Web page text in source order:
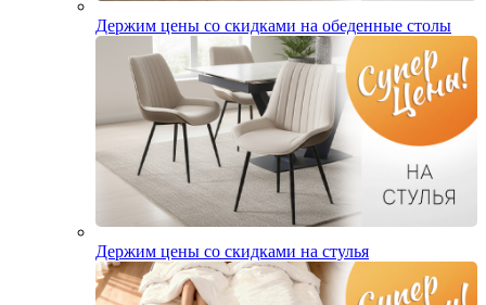
Держим цены со скидками на обеденные столы
Держим цены со скидками на стулья